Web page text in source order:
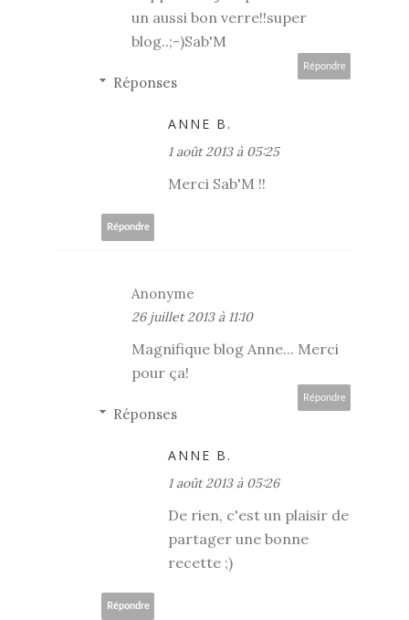
un aussi bon verre!!super
blog..;-)Sab'M
Répondre
Réponses
ANNE B.
1 août 2013 à 05:25
Merci Sab'M !!
Répondre
Anonyme
26 juillet 2013 à 11:10
Magnifique blog Anne... Merci
pour ça!
Répondre
Réponses
ANNE B.
1 août 2013 à 05:26
De rien, c'est un plaisir de
partager une bonne
recette ;)
Répondre